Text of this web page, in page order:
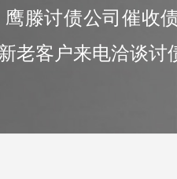
滕讨债公司催收
老客户来电洽谈讨